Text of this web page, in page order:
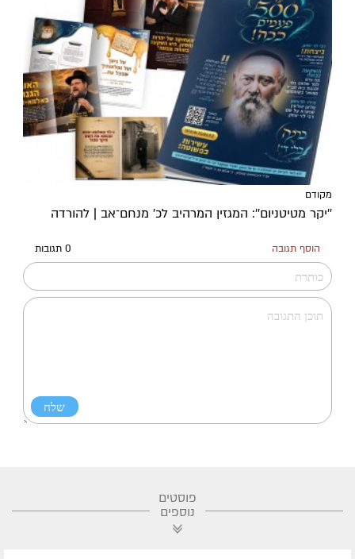
מקודם
''יקר מטיטניום'': המגזין המרהיב לכ’ מנחם־אב | להורדה
הוסף תגובה 0 תגובות
פוסטים
נוספים